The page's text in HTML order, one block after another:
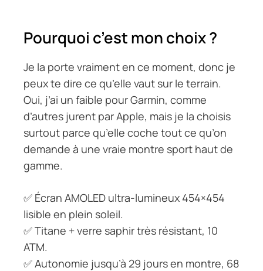
Pourquoi c’est mon choix ?
Je la porte vraiment en ce moment, donc je
peux te dire ce qu’elle vaut sur le terrain.
Oui, j’ai un faible pour Garmin, comme
d’autres jurent par Apple, mais je la choisis
surtout parce qu’elle coche tout ce qu’on
demande à une vraie montre sport haut de
gamme.
✅ Écran AMOLED ultra-lumineux 454×454
lisible en plein soleil.
✅ Titane + verre saphir très résistant, 10
ATM.
✅ Autonomie jusqu’à 29 jours en montre, 68